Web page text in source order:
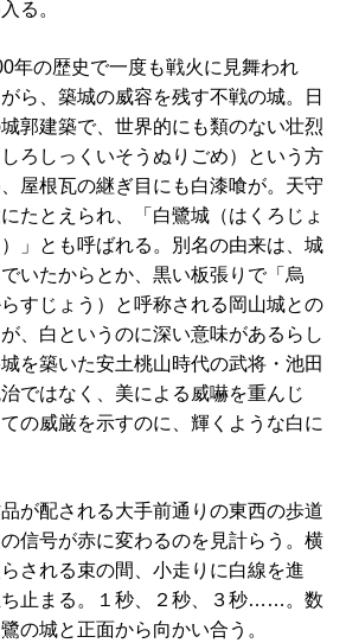
る。
年の歴史で一度も戦火に見舞われ
ら、築城の威容を残す不戦の城。日
郭建築で、世界的にも類のない壮烈
ろしっくいそうぬりごめ）という方
屋根瓦の継ぎ目にも白漆喰が。天守
たとえられ、「白鷺城（はくろじょ
」とも呼ばれる。別名の由来は、城
いたからとか、黒い板張りで「烏
すじょう）と呼称される岡山城との
、白というのに深い意味があるらし
を築いた安土桃山時代の武将・池田
ではなく、美による威嚇を重んじ
の威厳を示すのに、輝くような白に
が配される大手前通りの東西の歩道
信号が赤に変わるのを見計らう。横
される束の間、小走りに白線を進
止まる。１秒、２秒、３秒……。数
の城と正面から向かい合う。